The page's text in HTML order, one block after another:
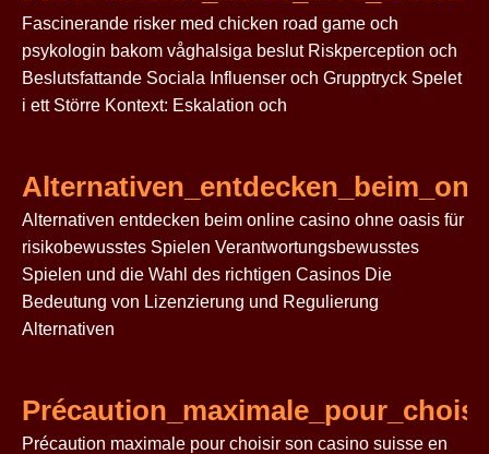
Fascinerande risker med chicken road game och
psykologin bakom våghalsiga beslut Riskperception och
Beslutsfattande Sociala Influenser och Grupptryck Spelet
i ett Större Kontext: Eskalation och
Alternativen entdecken beim online casino ohne oasis für
risikobewusstes Spielen Verantwortungsbewusstes
Spielen und die Wahl des richtigen Casinos Die
Bedeutung von Lizenzierung und Regulierung
Alternativen
Précaution maximale pour choisir son casino suisse en